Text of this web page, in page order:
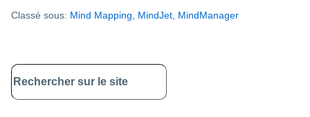
vos
à
ce
Classé sous: Mind Mapping MindJet MindManager
Primary
Sidebar